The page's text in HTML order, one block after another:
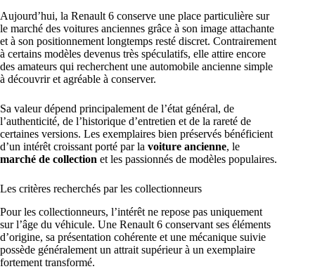
Aujourd’hui, la Renault 6 conserve une place particulière sur
le marché des voitures anciennes grâce à son image attachante
et à son positionnement longtemps resté discret. Contrairement
à certains modèles devenus très spéculatifs, elle attire encore
des amateurs qui recherchent une automobile ancienne simple
à découvrir et agréable à conserver.
Sa valeur dépend principalement de l’état général, de
l’authenticité, de l’historique d’entretien et de la rareté de
certaines versions. Les exemplaires bien préservés bénéficient
d’un intérêt croissant porté par la voiture ancienne, le
marché de collection et les passionnés de modèles populaires.
Les critères recherchés par les collectionneurs
Pour les collectionneurs, l’intérêt ne repose pas uniquement
sur l’âge du véhicule. Une Renault 6 conservant ses éléments
d’origine, sa présentation cohérente et une mécanique suivie
possède généralement un attrait supérieur à un exemplaire
fortement transformé.